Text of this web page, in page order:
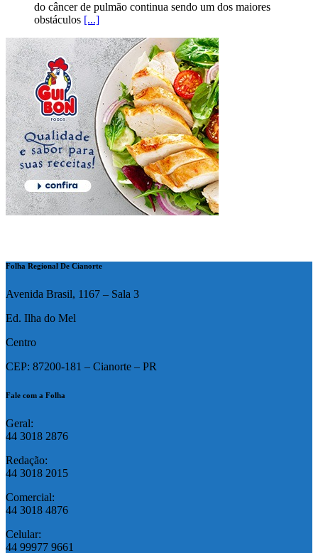
do câncer de pulmão continua sendo um dos maiores
obstáculos [...]
Folha Regional De Cianorte
Avenida Brasil, 1167 – Sala 3
Ed. Ilha do Mel
Centro
CEP: 87200-181 – Cianorte – PR
Fale com a Folha
Geral:
44 3018 2876
Redação:
44 3018 2015
Comercial:
44 3018 4876
Celular:
44 99977 9661